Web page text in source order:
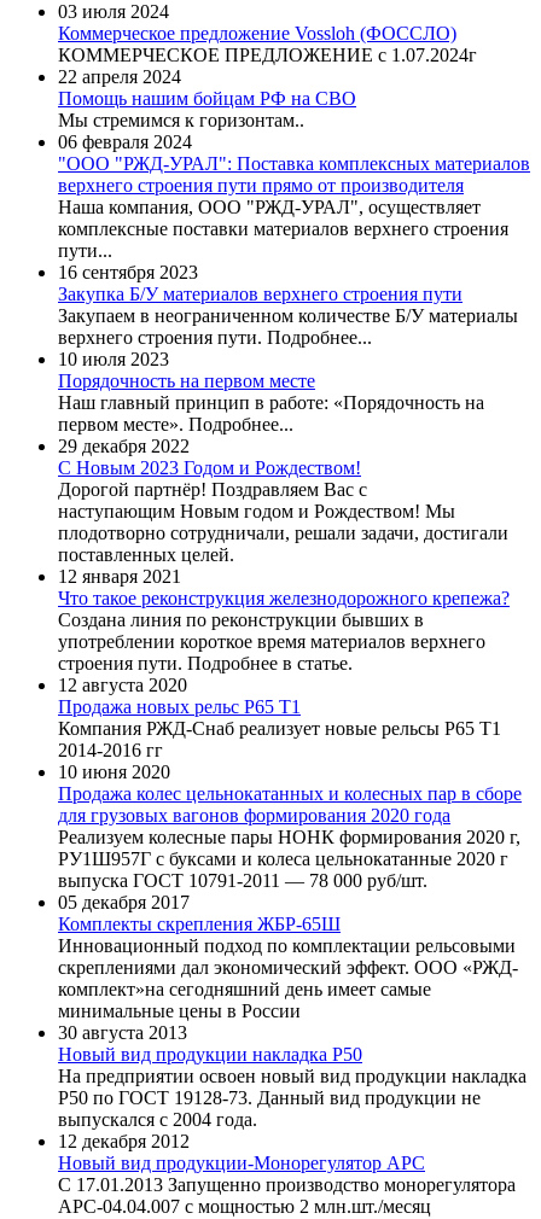
03 июля 2024
Коммерческое предложение Vossloh (ФОССЛО)
КОММЕРЧЕСКОЕ ПРЕДЛОЖЕНИЕ c 1.07.2024г
22 апреля 2024
Помощь нашим бойцам РФ на СВО
Мы стремимся к горизонтам..
06 февраля 2024
"ООО "РЖД-УРАЛ": Поставка комплексных материалов
верхнего строения пути прямо от производителя
​Наша компания, ООО "РЖД-УРАЛ", осуществляет
комплексные поставки материалов верхнего строения
пути...
16 сентября 2023
Закупка Б/У материалов верхнего строения пути
Закупаем в неограниченном количестве Б/У материалы
верхнего строения пути. Подробнее...
10 июля 2023
Порядочность на первом месте
Наш главный принцип в работе: «Порядочность на
первом месте». Подробнее...
29 декабря 2022
C Новым 2023 Годом и Рождеством!
Дорогой партнёр! Поздравляем Вас с
наступающим Новым годом и Рождеством! Мы
плодотворно сотрудничали, решали задачи, достигали
поставленных целей.
12 января 2021
Что такое реконструкция железнодорожного крепежа?
Создана линия по реконструкции бывших в
употреблении короткое время материалов верхнего
строения пути. Подробнее в статье.
12 августа 2020
Продажа новых рельс Р65 Т1
Компания РЖД-Снаб реализует новые рельсы Р65 Т1
2014-2016 гг
10 июня 2020
Продажа колес цельнокатанных и колесных пар в сборе
для грузовых вагонов формирования 2020 года
Реализуем колесные пары НОНК формирования 2020 г,
РУ1Ш957Г с буксами и колеса цельнокатанные 2020 г
выпуска ГОСТ 10791-2011 — 78 000 руб/шт.
05 декабря 2017
Комплекты скрепления ЖБР-65Ш
Инновационный подход по комплектации рельсовыми
скреплениями дал экономический эффект. ООО «РЖД-
комплект»на сегодняшний день имеет самые
минимальные цены в России
30 августа 2013
Новый вид продукции накладка Р50
На предприятии освоен новый вид продукции накладка
Р50 по ГОСТ 19128-73. Данный вид продукции не
выпускался с 2004 года.
12 декабря 2012
Новый вид продукции-Монорегулятор АРС
С 17.01.2013 Запущенно производство монорегулятора
АРС-04.04.007 с мощностью 2 млн.шт./месяц